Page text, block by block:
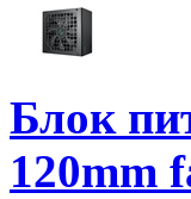
Блок
120mm